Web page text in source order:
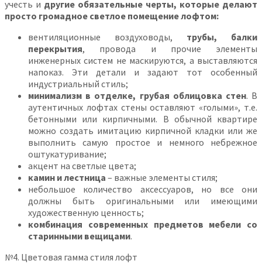
учесть и другие обязательные черты, которые делают
просто громадное светлое помещение лофтом:
вентиляционные воздуховоды, трубы, балки
перекрытия, провода и прочие элементы
инженерных систем не маскируются, а выставляются
напоказ. Эти детали и задают тот особенный
индустриальный стиль;
минимализм в отделке, грубая облицовка стен. В
аутентичных лофтах стены оставляют «голыми», т.е.
бетонными или кирпичными. В обычной квартире
можно создать имитацию кирпичной кладки или же
выполнить самую простое и немного небрежное
оштукатуривание;
акцент на светлые цвета;
камин и лестница – важные элементы стиля;
небольшое количество аксессуаров, но все они
должны быть оригинальными или имеющими
художественную ценность;
комбинация современных предметов мебели со
старинными вещицами.
№4. Цветовая гамма стиля лофт